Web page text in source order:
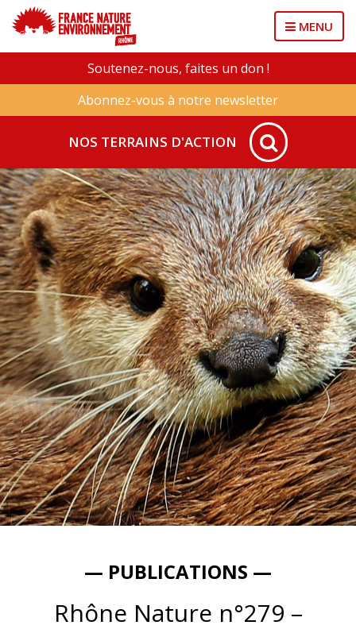
MENU
Soutenez-nous, faites un don !
Abonnez-vous à notre newsletter
NOS TERRAINS D'ACTION
— PUBLICATIONS —
Rhône Nature n°279 –